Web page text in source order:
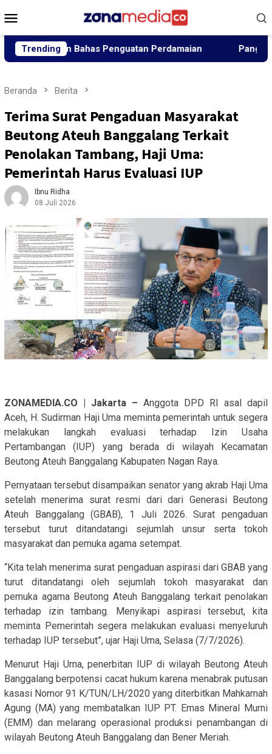
ke
Mobile
Trending
Bahas Penguatan Perdamaian Panglima Jhony
Beranda Berita
Terima Surat Pengaduan Masyarakat
Beutong Ateuh Banggalang Terkait
Penolakan Tambang, Haji Uma:
Pemerintah Harus Evaluasi IUP
Ibnu Ridha
08 Juli 2026
ZONAMEDIA.CO | Jakarta – Anggota DPD RI asal dapil
Aceh, H. Sudirman Haji Uma meminta pemerintah untuk segera
melakukan langkah evaluasi terhadap Izin Usaha
Pertambangan (IUP) yang berada di wilayah Kecamatan
Beutong Ateuh Banggalang Kabupaten Nagan Raya.
Pernyataan tersebut disampaikan senator yang akrab Haji Uma
setelah menerima surat resmi dari dari Generasi Beutong
Ateuh Banggalang (GBAB), 1 Juli 2026. Surat pengaduan
tersebut turut ditandatangi sejumlah unsur serta tokoh
masyarakat dan pemuka agama setempat.
“Kita telah menerima surat pengaduan aspirasi dari GBAB yang
turut ditandatangi oleh sejumlah tokoh masyarakat dan
pemuka agama Beutong Ateuh Banggalang terkait penolakan
terhadap izin tambang. Menyikapi aspirasi tersebut, kita
meminta Pemerintah segera melakukan evaluasi menyeluruh
terhadap IUP tersebut”, ujar Haji Uma, Selasa (7/7/2026).
Menurut Haji Uma, penerbitan IUP di wilayah Beutong Ateuh
Banggalang berpotensi cacat hukum karena menabrak putusan
kasasi Nomor 91 K/TUN/LH/2020 yang diterbitkan Mahkamah
Agung (MA) yang membatalkan IUP PT. Emas Mineral Murni
(EMM) dan melarang operasional produksi penambangan di
wilayah Beutong Ateuh Banggalang dan Bener Meriah.